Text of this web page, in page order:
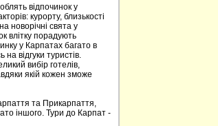
відпочинок у
курорту, близькості
новорічні свята у
влітку порадують
у Карпатах багато в
відгуки туристів.
вибір готелів,
якій кожен зможе
та Прикарпаття,
іншого. Тури до Карпат -